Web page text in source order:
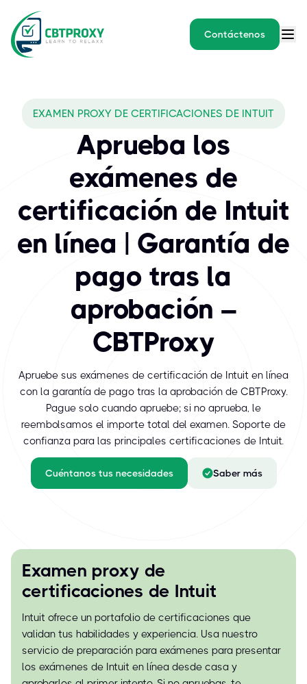
Contáctenos
Intuit ofrece un portafolio de certificaciones que validan tus
EXAMEN PROXY DE CERTIFICACIONES DE INTUIT
Aprueba los
exámenes de
certificación de Intuit
en línea | Garantía de
pago tras la
aprobación –
CBTProxy
Apruebe sus exámenes de certificación de Intuit en línea
con la garantía de pago tras la aprobación de CBTProxy.
Pague solo cuando apruebe; si no aprueba, le
reembolsamos el importe total del examen. Soporte de
confianza para las principales certificaciones de Intuit.
Cuéntanos tus necesidades Saber más
Examen proxy de
certificaciones de Intuit
Intuit ofrece un portafolio de certificaciones que
validan tus habilidades y experiencia. Usa nuestro
servicio de preparación para exámenes para presentar
los exámenes de Intuit en línea desde casa y